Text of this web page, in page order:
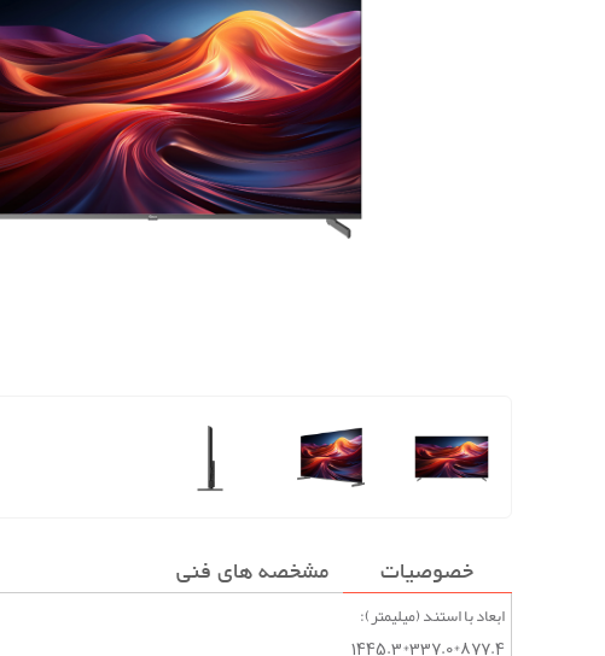
خصوصیات مشخصه های فنی
ابعاد با استند (میلیمتر):
877.4*337.0*1445.3